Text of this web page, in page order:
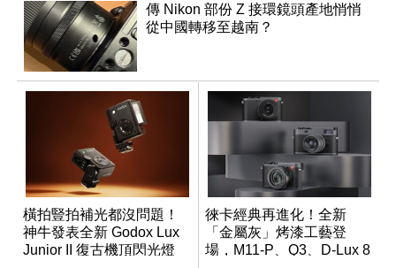
傳 Nikon 部份 Z 接環鏡頭產地悄悄
從中國轉移至越南？
橫拍豎拍補光都沒問題！
神牛發表全新 Godox Lux
Junior II 復古機頂閃光燈
徠卡經典再進化！全新
「金屬灰」烤漆工藝登
場，M11-P、Q3、D-Lux 8